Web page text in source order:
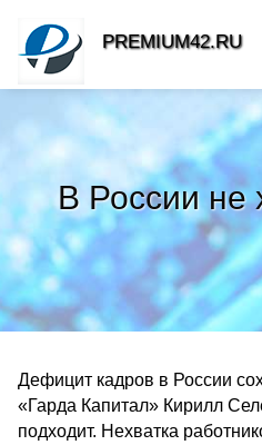
В России не
Дефицит кадров в России
«Гарда Капитал» Кирилл
подходит. Нехватка
PREMIUM42.RU